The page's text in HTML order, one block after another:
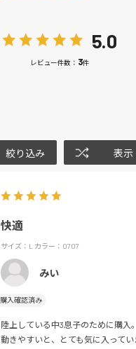
5.0
レビュー件数： 3件
絞り込み 表示
快適
サイズ：L カラー：0707
みい
購入確認済み
陸上している中3息子のために購入。
動きやすいと、とても気に入ってい